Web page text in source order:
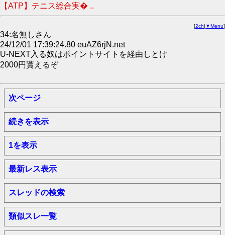
【ATP】テニス総合実� ..
[2ch| ▼Menu]
34:名無しさん
24/12/01 17:39:24.80 euAZ6rjN.net
U-NEXT入る奴はポイントサイトを経由しとけ
2000円貰えるぞ
次ページ
続きを表示
1を表示
最新レス表示
スレッドの検索
類似スレ一覧